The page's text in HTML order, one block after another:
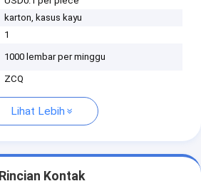
karton, kasus kayu
1
1000 lembar per minggu
ZCQ
Lihat Lebih
Rincian Kontak